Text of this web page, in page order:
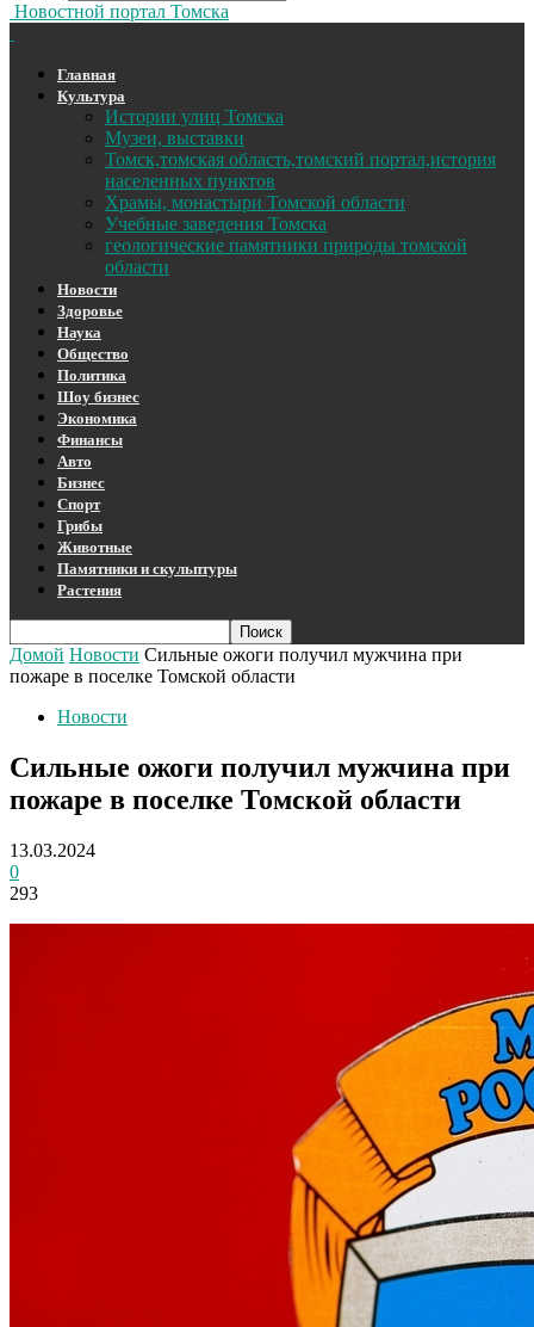
Новостной портал Томска
Главная
Культура
Истории улиц Томска
Музеи, выставки
Томск,томская область,томский портал,история
населенных пунктов
Храмы, монастыри Томской области
Учебные заведения Томска
геологические памятники природы томской
области
Новости
Здоровье
Наука
Общество
Политика
Шоу бизнес
Экономика
Финансы
Авто
Бизнес
Спорт
Грибы
Животные
Памятники и скульптуры
Растения
Домой Новости Сильные ожоги получил мужчина при
пожаре в поселке Томской области
Новости
Сильные ожоги получил мужчина при
пожаре в поселке Томской области
13.03.2024
0
293